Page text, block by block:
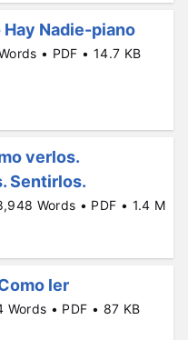
Hay Nadie-piano
• PDF • 14.7 KB
verlos.
Sentirlos.
Words • PDF • 1.4 M
ler
Words • PDF • 87 KB